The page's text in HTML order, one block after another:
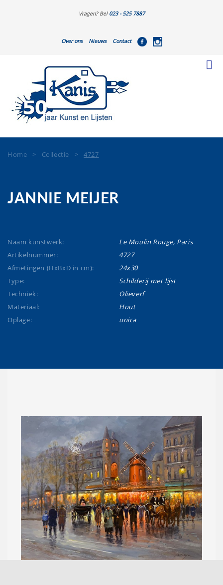
Vragen? Bel 023 - 525 7887
Over ons Nieuws Contact
Home > Collectie >4727
JANNIE MEIJER
Naam kunstwerk:
Le Moulin Rouge, Paris
Artikelnummer:
4727
Afmetingen (HxBxD in cm):
24x30
Type:
Schilderij met lijst
Techniek:
Olieverf
Materiaal:
Hout
Oplage:
unica